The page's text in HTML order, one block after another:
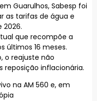
Guarulhos, Sabesp foi
as tarifas de água e
2026.
que recompõe a
últimos 16 meses.
o reajuste não
reposição inflacionária.
na AM 560 e, em